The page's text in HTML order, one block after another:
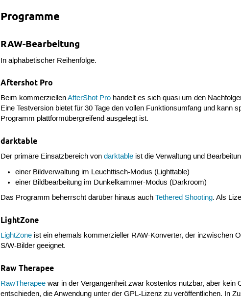
Programme
RAW-Bearbeitung
In alphabetischer Reihenfolge.
Aftershot Pro
Beim kommerziellenAfterShot Pro handelt es sich quasi um den
Eine Testversion bietet für 30 Tage den vollen Funktionsumfang und
Programm plattformübergreifend ausgelegt ist.
darktable
Der primäre Einsatzbereich vondarktable ist die Verwaltung und
einer Bildverwaltung im Leuchttisch-Modus (Lighttable)
einer Bildbearbeitung im Dunkelkammer-Modus (Darkroom)
Das Programm beherrscht darüber hinaus auchTethered Shooting. Als
LightZone
LightZone ist ein ehemals kommerzieller RAW-Konverter, der inzwischen
S/W-Bilder geeignet.
Raw Therapee
RawTherapee war in der Vergangenheit zwar kostenlos nutzbar, aber
entschieden, die Anwendung unter der GPL-Lizenz zu veröffentlichen. In